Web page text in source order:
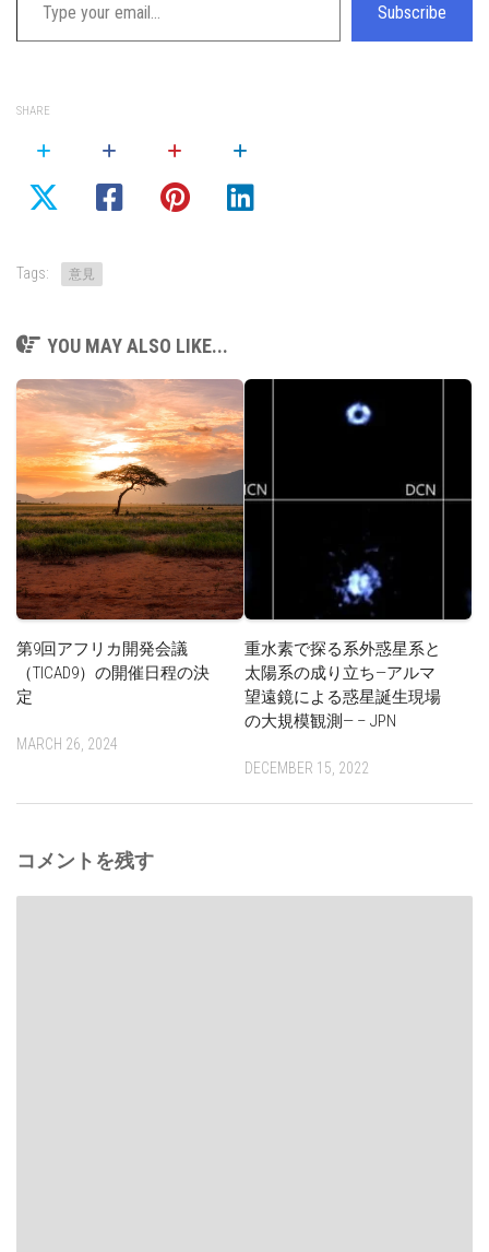
Subscribe
SHARE
Tags: 意見
YOU MAY ALSO LIKE...
第9回アフリカ開発会議
（TICAD9）の開催日程の決
定
MARCH 26, 2024
重水素で探る系外惑星系と
太陽系の成り立ち—アルマ
望遠鏡による惑星誕生現場
の大規模観測— – JPN
DECEMBER 15, 2022
コメントを残す